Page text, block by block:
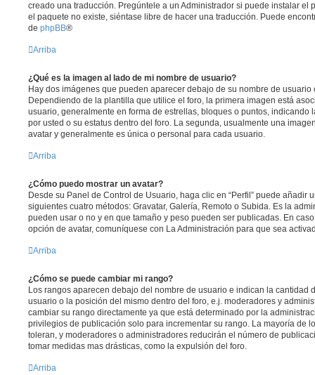
creado una traducción. Pregúntele a un Administrador si puede instalar el
el paquete no existe, siéntase libre de hacer una traducción. Puede
de phpBB®
Arriba
¿Qué es la imagen al lado de mi nombre de usuario?
Hay dos imágenes que pueden aparecer debajo de su nombre de
Dependiendo de la plantilla que utilice el foro, la primera imagen está
usuario, generalmente en forma de estrellas, bloques o puntos, indicando
por usted o su estatus dentro del foro. La segunda, usualmente una
avatar y generalmente es única o personal para cada usuario.
Arriba
¿Cómo puedo mostrar un avatar?
Desde su Panel de Control de Usuario, haga clic en “Perfil” puede añadir
siguientes cuatro métodos: Gravatar, Galería, Remoto o Subida. Es la
pueden usar o no y en que tamaño y peso pueden ser publicadas. En
opción de avatar, comuníquese con La Administración para que sea
Arriba
¿Cómo se puede cambiar mi rango?
Los rangos aparecen debajo del nombre de usuario e indican la cantidad
usuario o la posición del mismo dentro del foro, e.j. moderadores y
cambiar su rango directamente ya que está determinado por la
privilegios de publicación solo para incrementar su rango. La mayoría de
toleran, y moderadores o administradores reducirán el número de
tomar medidas mas drásticas, como la expulsión del foro.
Arriba